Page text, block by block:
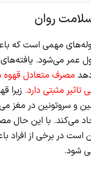
سلامت روان
مهمی‌ است که
عمر می‌شود.
مصرف متعادل
مثبتی دارد. زیرا
و سروتونین در مغز
می‌کند. با این حال
در برخی از افراد
شود.